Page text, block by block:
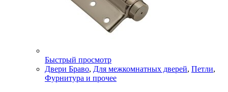
Быстрый просмотр
Двери Браво, Для межкомнатных дверей, Петли,
Фурнитура и прочее